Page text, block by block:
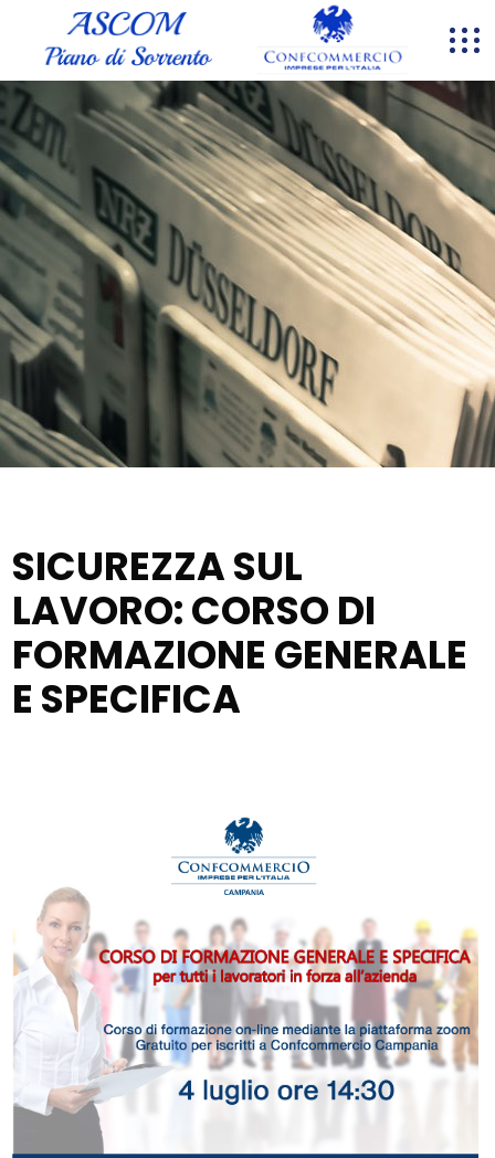
SICUREZZA SUL
LAVORO: CORSO DI
FORMAZIONE GENERALE
E SPECIFICA